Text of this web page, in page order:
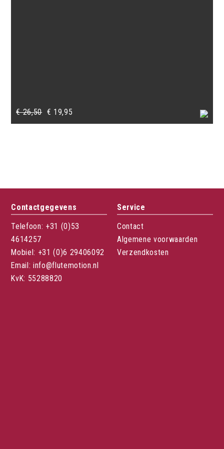
€26,50 Oorspronkelijke
prijs
€ 19,95
prijs
Contactgegevens
Telefoon: +31 (0)53
4614257
Mobiel: +31 (0)6 29406092
Email: info@flutemotion.nl
KvK: 55288820
Service
Contact
Algemene voorwaarden
Verzendkosten